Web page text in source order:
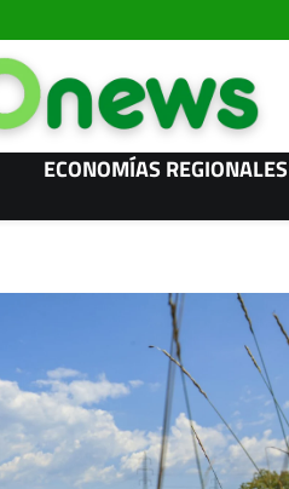
ECONOMÍAS REGIONALES